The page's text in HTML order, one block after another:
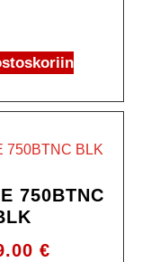
750BTNC
€